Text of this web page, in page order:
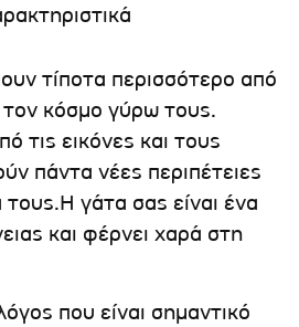
τίποτα περισσότερο από
κόσμο γύρω τους.
τις εικόνες και τους
πάντα νέες περιπέτειες
τους.Η γάτα σας είναι ένα
και φέρνει χαρά στη
που είναι σημαντικό